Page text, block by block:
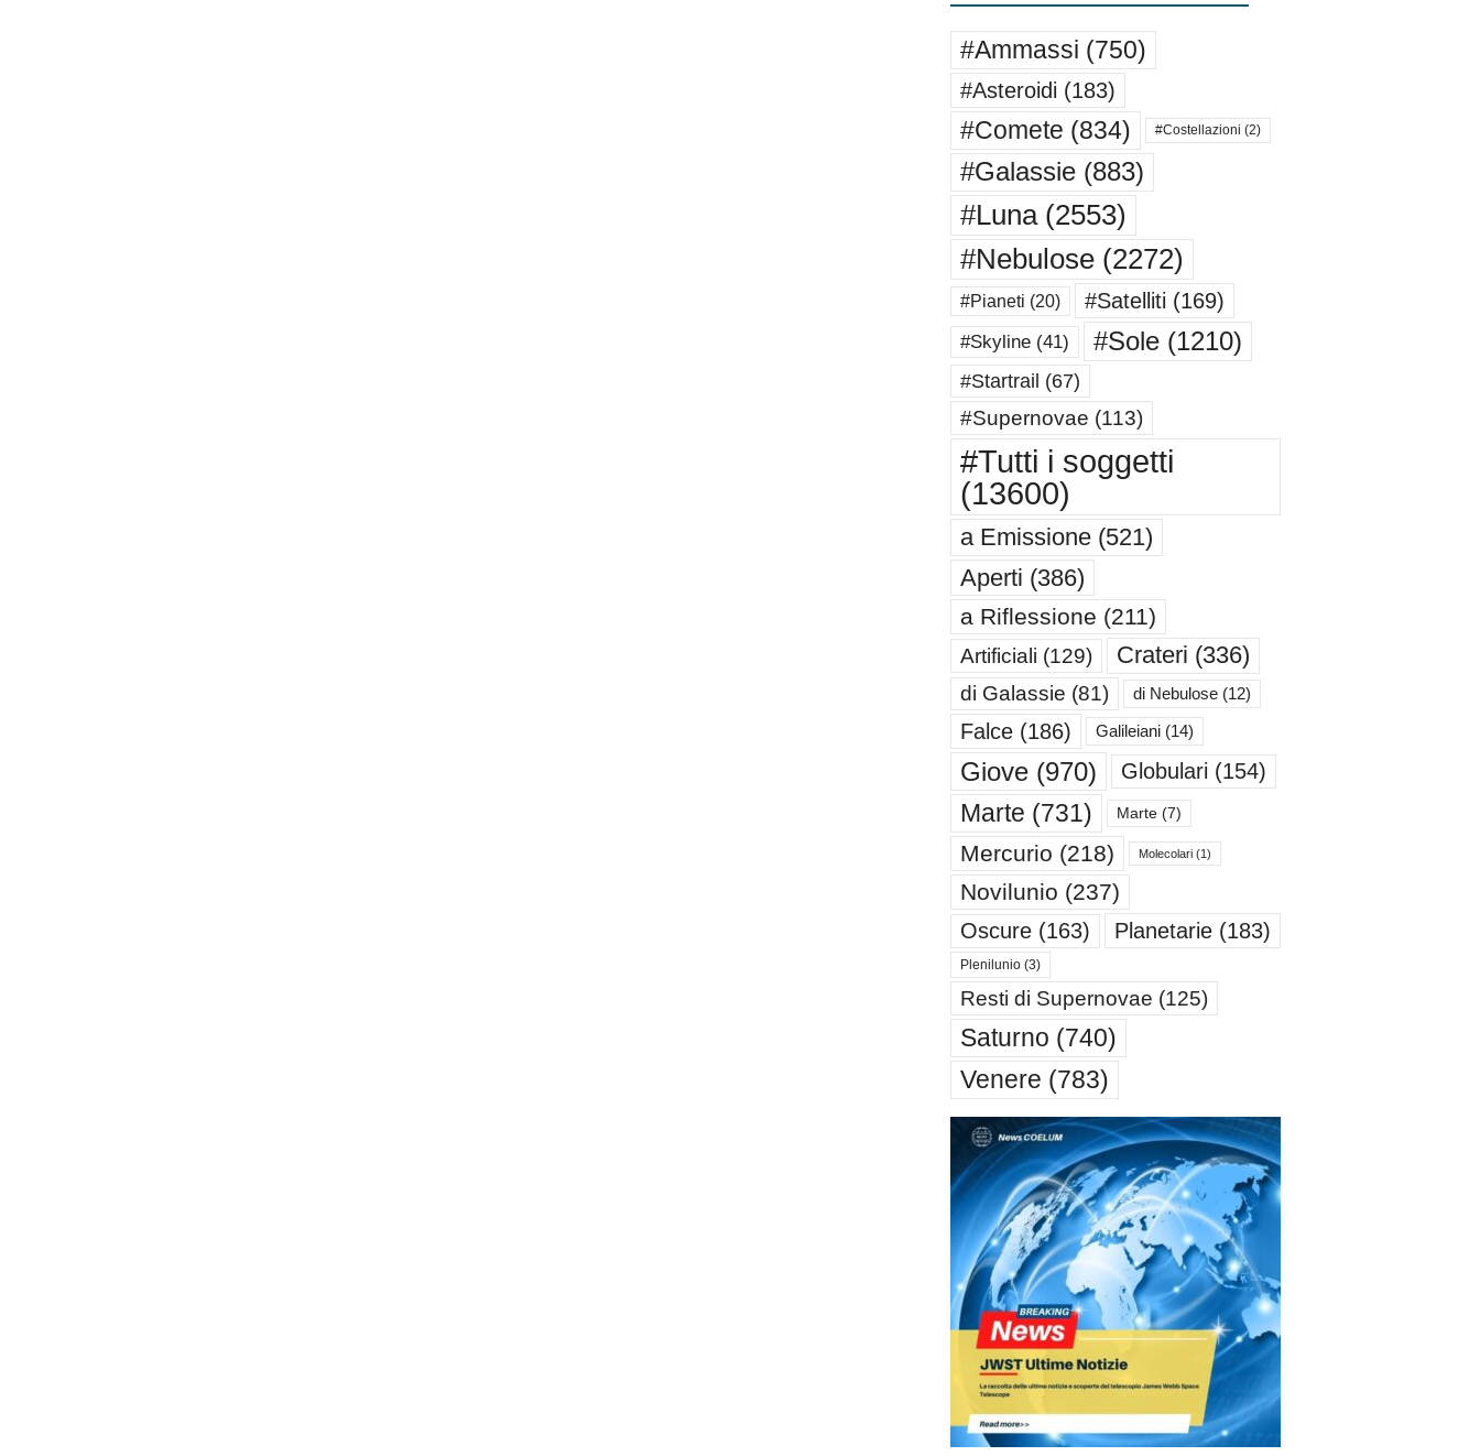
#Ammassi (750)
#Asteroidi (183)
#Comete (834) #Costellazioni (2)
#Galassie(883)
#Luna(2553)
#Nebulose(2272)
#Pianeti (20) #Satelliti (169)
#Skyline(41) #Sole(1210)
#Startrail (67)
#Supernovae (113)
#Tutti i soggetti
(13600)
a Emissione(521)
Aperti (386)
a Riflessione (211)
Artificiali (129) Crateri (336)
di Galassie (81) di Nebulose(12)
Falce(186) Galileiani(14)
Giove(970) Globulari (154)
Marte (731) Marte(7)
Mercurio (218) Molecolari(1)
Novilunio (237)
Oscure(163) Planetarie(183)
Plenilunio(3)
Resti di Supernovae (125)
Saturno (740)
Venere (783)